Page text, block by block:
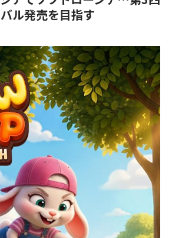
ル発売を目指す